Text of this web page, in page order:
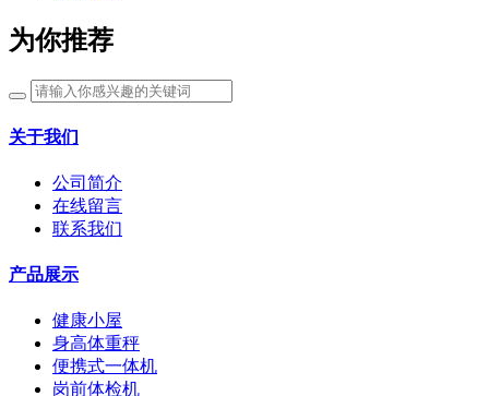
为你推荐
关于我们
公司简介
在线留言
联系我们
产品展示
健康小屋
身高体重秤
便携式一体机
岗前体检机